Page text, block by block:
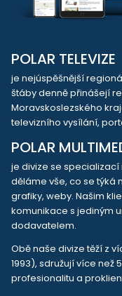
POLAR TELEVIZE
je nejúspěšnější
štáby denně přinášejí
Moravskoslezského
televizního vysílání,
POLAR
je divize se
děláme vše, co se týká
grafiky, weby. Našim
komunikace s jediným
dodavatelem.
Obě naše divize těží z
1993), sdružují více
profesionalitu a